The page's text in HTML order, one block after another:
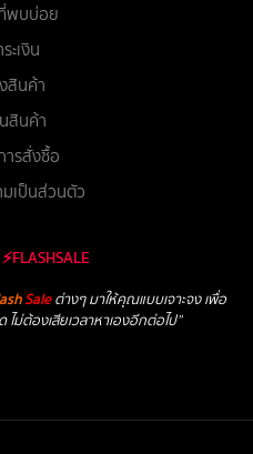
พบบ่อย
ะเงิน
สินค้า
สินค้า
รสั่งซื้อ
เป็นส่วนตัว
Saleต่างๆ มาให้คุณแบบเจาะจง เพื่อ
ต้องเสียเวลาหาเองอีกต่อไป”